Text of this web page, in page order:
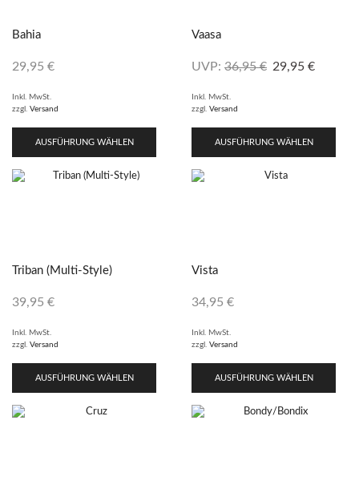
Bahia
29,95 €
Inkl. MwSt.
zzgl. Versand
AUSFÜHRUNG WÄHLEN
Vaasa
UVP: 36,95€ 29,95 €
Inkl. MwSt.
zzgl. Versand
AUSFÜHRUNG WÄHLEN
Triban (Multi-Style)
39,95 €
Inkl. MwSt.
zzgl. Versand
AUSFÜHRUNG WÄHLEN
Vista
34,95 €
Inkl. MwSt.
zzgl. Versand
AUSFÜHRUNG WÄHLEN